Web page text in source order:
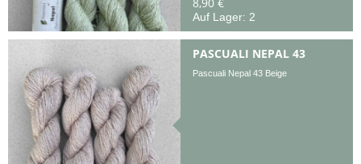
Auf Lager: 2
PASCUALI NEPAL 43
Pascuali Nepal 43 Beige